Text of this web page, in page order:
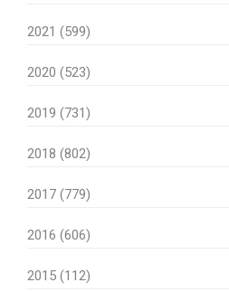
2021 (599)
2020 (523)
2019 (731)
2018 (802)
2017 (779)
2016 (606)
2015 (112)